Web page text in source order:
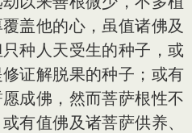
盖他的心，虽值诸佛及
种人天受生的种子，或
证解脱果的种子；或有
成佛，然而菩萨根性不
有值佛及诸菩萨供养、